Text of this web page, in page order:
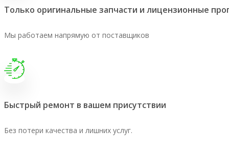
Только оригинальные запчасти и лицензионные
Мы работаем напрямую от поставщиков
Быстрый ремонт в вашем присутствии
Без потери качества и лишних услуг.